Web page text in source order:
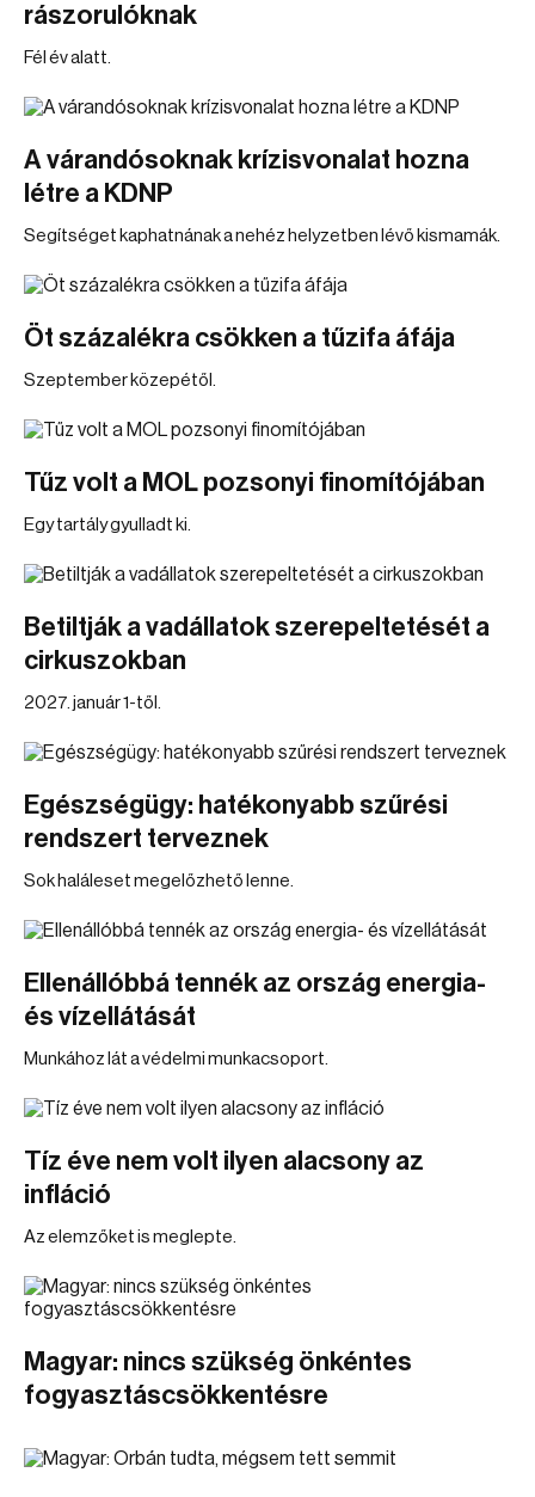
rászorulóknak
Fél év alatt.
A várandósoknak krízisvonalat hozna
létre a KDNP
Segítséget kaphatnának a nehéz helyzetben lévő kismamák.
Öt százalékra csökken a tűzifa áfája
Szeptember közepétől.
Tűz volt a MOL pozsonyi finomítójában
Egy tartály gyulladt ki.
Betiltják a vadállatok szerepeltetését a
cirkuszokban
2027. január 1-től.
Egészségügy: hatékonyabb szűrési
rendszert terveznek
Sok haláleset megelőzhető lenne.
Ellenállóbbá tennék az ország energia-
és vízellátását
Munkához lát a védelmi munkacsoport.
Tíz éve nem volt ilyen alacsony az
infláció
Az elemzőket is meglepte.
Magyar: nincs szükség önkéntes
fogyasztáscsökkentésre